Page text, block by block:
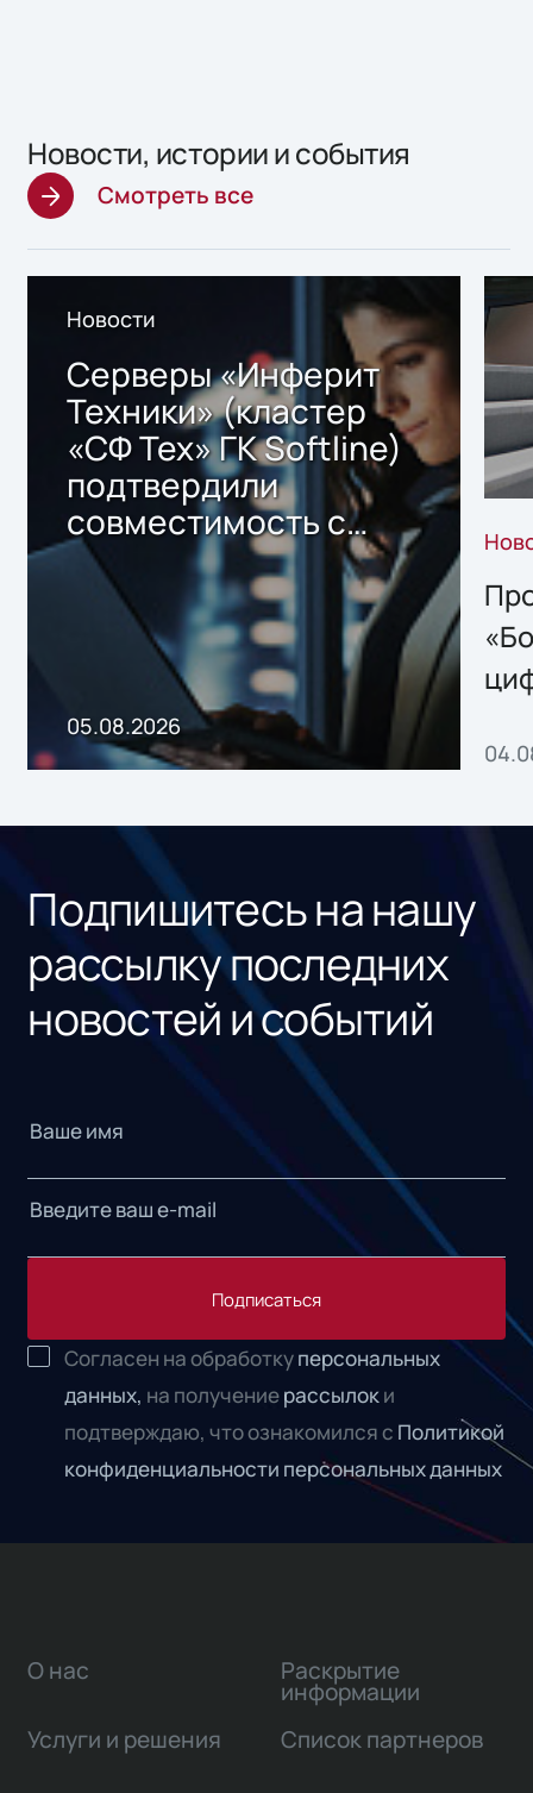
Новости, истории и события
Смотреть все
Новости
Серверы «Инферит
Техники» (кластер
«СФ Тех» ГК Softline)
подтвердили
совместимость с
решением Sharx
Storage 2.x для
хранения данных
05.08.2026
Подпишитесь на нашу
рассылку последних
новостей и событий
Подписаться
Согласен на обработкуперсональных
данных, на получениерассылоки
подтверждаю, что ознакомился с Политикой
конфиденциальности персональных данных
О нас
Услуги и решения
Раскрытие
информации
Список партнеров